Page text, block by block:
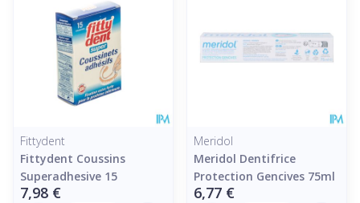
Fittydent
Fittydent Coussins
Superadhesive 15
7,98 €
Meridol
Meridol Dentifrice
Protection Gencives 75ml
6,77 €